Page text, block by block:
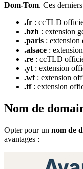
Dom-Tom. Ces
.fr : ccTLD
.bzh : extension
.paris : extension
.alsace :
.re : ccTLD
.yt : extension
.wf: extension
.tf: extension
Nom de
Opter pour un nom de
avantages :